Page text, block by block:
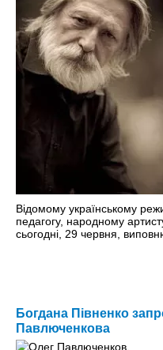
Відомому українському
педагогу, народному
сьогодні, 29 червня,
Богдана Півненко
Павлюченкова